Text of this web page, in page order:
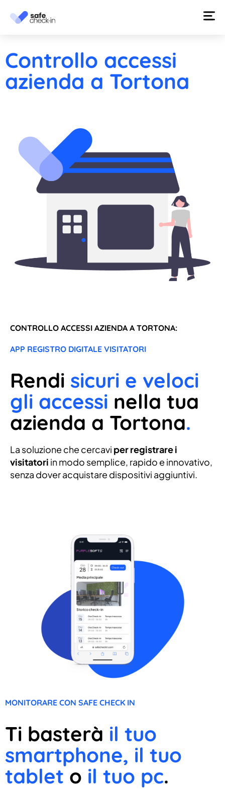
Controllo accessi
azienda a Tortona
CONTROLLO ACCESSI AZIENDA A TORTONA:
APP REGISTRO DIGITALE VISITATORI
Rendi sicuri e veloci
gli accessi nella tua
azienda a Tortona.
La soluzione che cercavi per registrare i
visitatori in modo semplice, rapido e innovativo,
senza dover acquistare dispositivi aggiuntivi.
MONITORARE CON SAFE CHECK IN
Ti basterà il tuo
smartphone, il tuo
tablet o il tuo pc.